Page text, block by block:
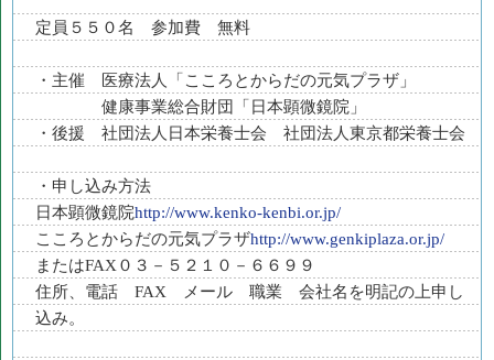
定員５５０名 参加費 無料
・主催 医療法人「こころとからだの元気プラザ」
健康事業総合財団「日本顕微鏡院」
・後援 社団法人日本栄養士会 社団法人東京都栄養士会
・申し込み方法
日本顕微鏡院http://www.kenko-kenbi.or.jp/
こころとからだの元気プラザhttp://www.genkiplaza.or.jp/
またはFAX０３－５２１０－６６９９
住所、電話 FAX メール 職業 会社名を明記の上申し
込み。